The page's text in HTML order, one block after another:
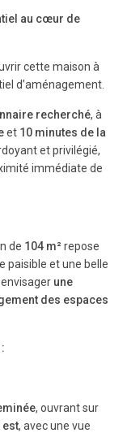
au cœur de
cette maison à
d’aménagement.
recherché, à
et 10 minutes de la
et privilégié,
immédiate de
de 104 m²repose
paisible et une belle
une
des espaces
, ouvrant sur
est, avec une vue